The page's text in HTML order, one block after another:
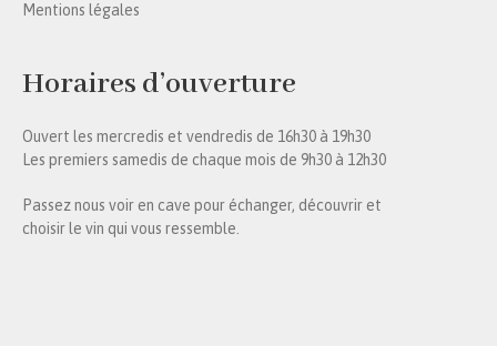
Mentions légales
Horaires d’ouverture
Ouvert les mercredis et vendredis de 16h30 à 19h30
Les premiers samedis de chaque mois de 9h30 à 12h30
Passez nous voir en cave pour échanger, découvrir et
choisir le vin qui vous ressemble.